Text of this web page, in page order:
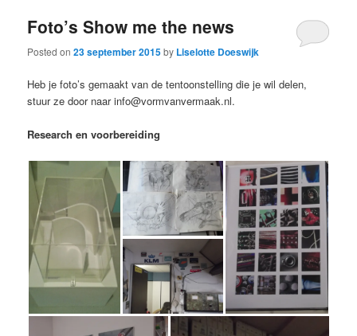
Foto’s Show me the news
Posted on23 september 2015by Liselotte Doeswijk
Heb je foto’s gemaakt van de tentoonstelling die je wil delen,
stuur ze door naar info@vormvanvermaak.nl.
Research en voorbereiding